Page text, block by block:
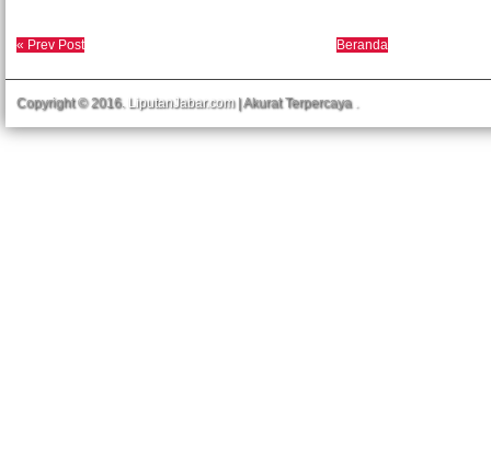
« Prev Post Beranda
Copyright © 2016. LiputanJabar.com| Akurat Terpercaya